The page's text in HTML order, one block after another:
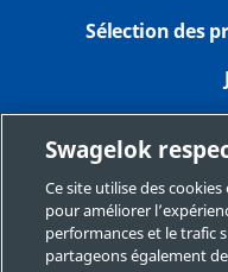
Sélection des
Swagelok
Ce site utilise des
pour améliorer
performances et le trafic
partageons également